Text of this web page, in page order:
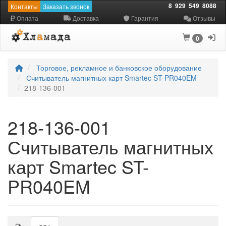
Контакты Заказать звонок 8 929 549 8088
Оплата Доставка Гарантия Отзывы
0
Торговое, рекламное и банковское оборудование
Считыватель магнитных карт Smartec ST-PR040EM
218-136-001
218-136-001
Считыватель магнитных
карт Smartec ST-
PR040EM